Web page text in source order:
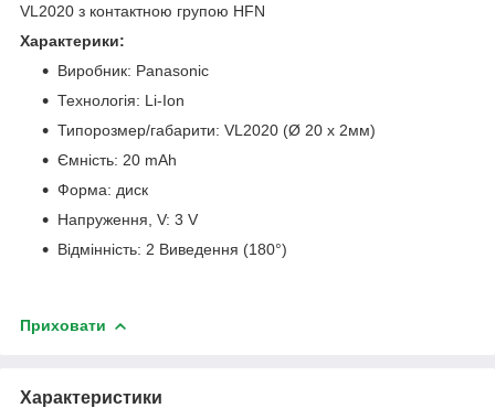
VL2020 з контактною групою HFN
Характерики:
Виробник: Panasonic
Технологія: Li-Ion
Типорозмер/габарити: VL2020 (Ø 20 x 2мм)
Ємність: 20 mAh
Форма: диск
Напруження, V: 3 V
Відмінність: 2 Виведення (180°)
Приховати
Характеристики